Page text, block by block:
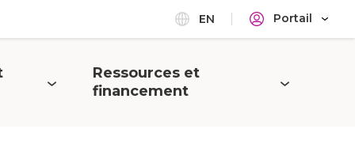
EN Portail
Ouvrir
Ressources et
financement